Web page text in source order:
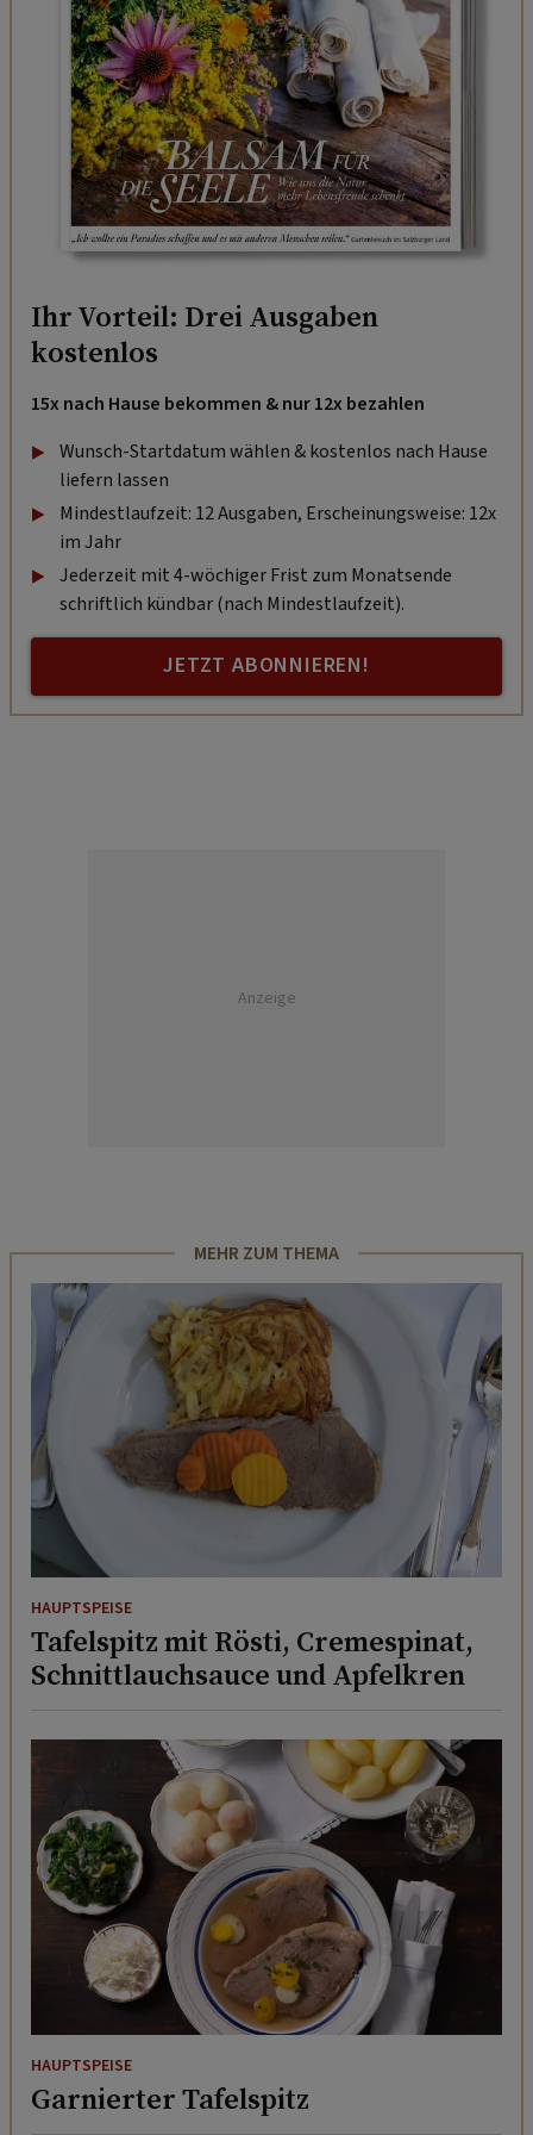
Ihr Vorteil: Drei Ausgaben
kostenlos
15x nach Hause bekommen & nur 12x bezahlen
Wunsch-Startdatum wählen & kostenlos nach Hause
liefern lassen
Mindestlaufzeit: 12 Ausgaben, Erscheinungsweise: 12x
im Jahr
Jederzeit mit 4-wöchiger Frist zum Monatsende
schriftlich kündbar (nach Mindestlaufzeit).
JETZT ABONNIEREN!
Anzeige
MEHR ZUM THEMA
HAUPTSPEISE
Tafelspitz mit Rösti, Cremespinat,
Schnittlauchsauce und Apfelkren
HAUPTSPEISE
Garnierter Tafelspitz